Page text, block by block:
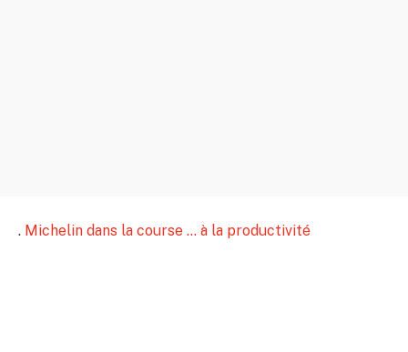
. Michelin dans la course … à la productivité